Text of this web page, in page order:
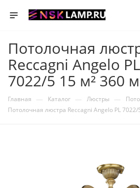
Потолочная
Reccagni Angelo PL
7022/5 15 м² 360
Главная — Каталог — Люстры —
Потолочная люстра Reccagni Angelo PL